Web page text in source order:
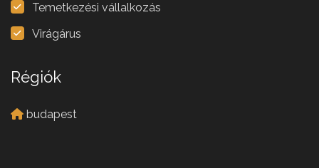
Temetkezési vállalkozás
Virágárus
Régiók
budapest